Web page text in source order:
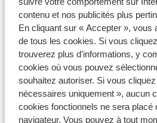
contenu et nos publicités plus
En cliquant sur « Accepter », vous
de tous les cookies. Si vous
trouverez plus d'informations, y
cookies où vous pouvez
souhaitez autoriser. Si vous
nécessaires uniquement », aucun
cookies fonctionnels ne sera placé
navigateur. Vous pouvez à tout
Vous n'avez pas
votre question?
Contactez-nous par